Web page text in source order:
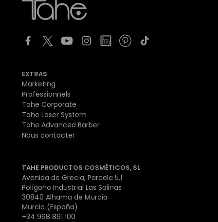
EXTRAS
Marketing
Professionnels
Tahe Corporate
Tahe Laser System
Tahe Advanced Barber
Nous contacter
TAHE PRODUCTOS COSMÉTICOS, SL
Avenida de Grecia, Parcela 5.1
Polígono Industrial Las Salinas
30840 Alhama de Murcia
Murcia (España)
+34 968 891 100